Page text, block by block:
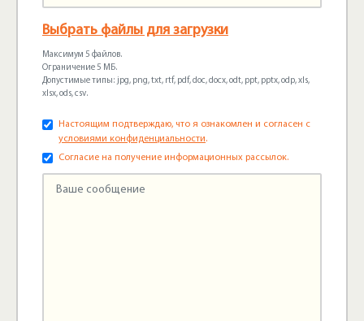
Выбрать файлы для загрузки
Максимум 5 файлов.
Ограничение 5 МБ.
Допустимые типы: jpg, png, txt, rtf, pdf, doc, docx, odt, ppt, pptx, odp, xls,
xlsx, ods, csv.
Настоящим подтверждаю, что я ознакомлен и согласен с
условиями конфиденциальности.
Согласие на получение информационных рассылок.